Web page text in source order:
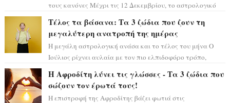
τους κανόνες Μέχρι τις 12 Δεκεμβρίου, το αστρολογικό
Τέλος τα βάσανα: Τα 3 ζώδια που ζουν τη
μεγαλύτερη ανατροπή της ημέρας
Η μεγάλη αστρολογική ανάσα και το τέλος του μήνα Ο
Ιούλιος ρίχνει αυλαία με τον πιο ελπιδοφόρο τρόπο,
Η Αφροδίτη λύνει τις γλώσσες - Τα 3 ζώδια που
σώζουν τον έρωτά τους!
Η επιστροφή της Αφροδίτης βάζει φωτιά στις